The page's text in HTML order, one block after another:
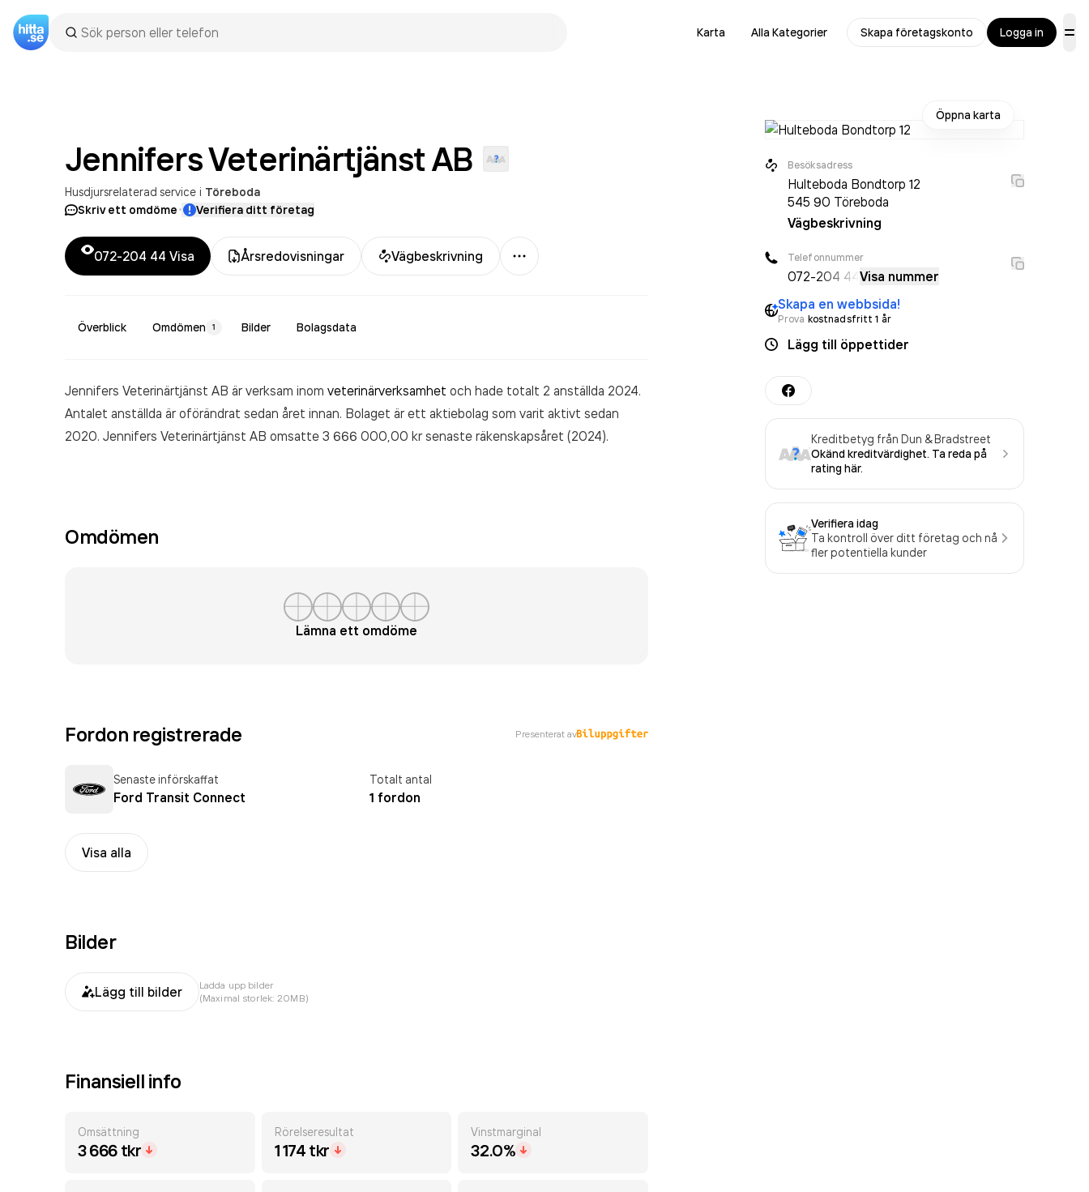
Karta Alla Kategorier Skapa företagskonto Logga in
Jennifers VeterinärtjänstAB
Husdjursrelaterad service i Töreboda
Skriv ett omdöme· Verifiera ditt företag
072-204 44 Visa Årsredovisningar Vägbeskrivning
Mer
Överblick Omdömen 1 Bilder Bolagsdata
Jennifers Veterinärtjänst AB är verksam inom veterinärverksamhet och hade totalt 2 anställda 2024.
Antalet anställda är oförändrat sedan året innan. Bolaget är ett aktiebolag som varit aktivt sedan
2020. Jennifers Veterinärtjänst AB omsatte 3 666 000,00 krsenaste räkenskapsåret (2024).
Omdömen
Lämna ett omdöme
Fordon registrerade Presenterat av
Senaste införskaffat
Ford Transit Connect
Totalt antal
1 fordon
Visa alla
Bilder
Lägg till bilder
Ladda upp bilder
(Maximal storlek: 20MB)
Finansiell info
Omsättning
3 666 tkr
Rörelseresultat
1 174 tkr
Vinstmarginal
32.0%
Öppna karta
Besöksadress
Hulteboda Bondtorp 12
545 90 Töreboda
Vägbeskrivning
Telefonnummer
072-204 44 Visa nummer
Skapa en webbsida!
Prova kostnadsfritt 1 år
Lägg till öppettider
Kreditbetyg från Dun & Bradstreet
Okänd kreditvärdighet. Ta reda på
rating här.
Verifiera idag
Ta kontroll över ditt företag och nå
fler potentiella kunder